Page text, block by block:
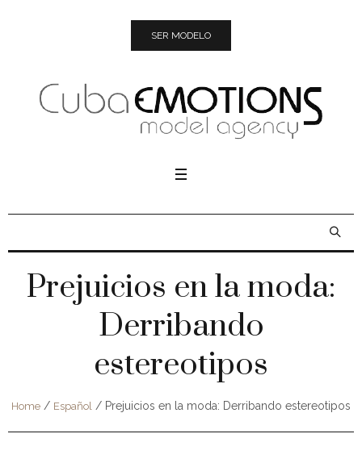
SER MODELO
Prejuicios en la moda:
Derribando
estereotipos
Home / Español / Prejuicios en la moda: Derribando estereotipos